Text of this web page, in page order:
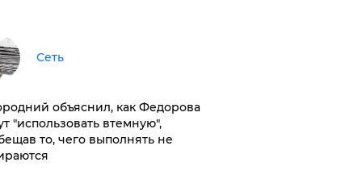
Сеть
объяснил, как Федорова
"использовать втемную",
то, чего выполнять не